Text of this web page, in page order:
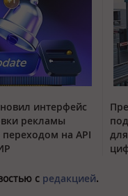
интерфейс
рекламы
переходом на API
с редакцией.